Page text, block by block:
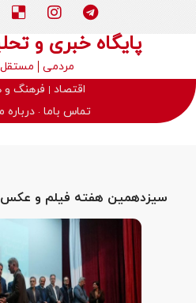
پایگاه خبری و
مردمی مستقل
اقتصاد
فرهنگ و
تماس باما درباره
سیزدهمین هفته فیلم و عکس